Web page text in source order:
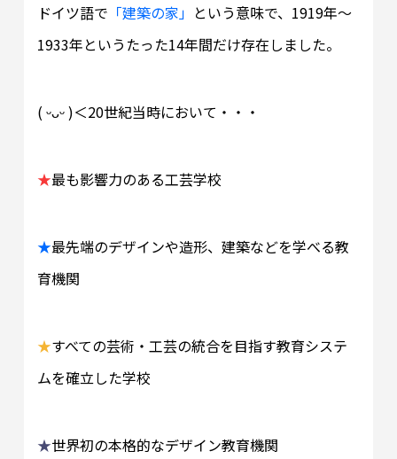
ドイツ語で 「建築の家」 という意味で、1919年～
1933年というたった14年間だけ存在しました。
( ᵕᴗᵕ)＜20世紀当時において・・・
★最も影響力のある工芸学校
★最先端のデザインや造形、建築などを学べる教
育機関
★すべての芸術・工芸の統合を目指す教育システ
ムを確立した学校
★世界初の本格的なデザイン教育機関